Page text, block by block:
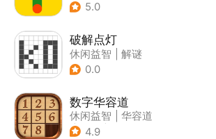
5.0
破解点灯
休闲益智
解谜
0.0
数字华容道
休闲益智
华容道
| 烧脑
4.9